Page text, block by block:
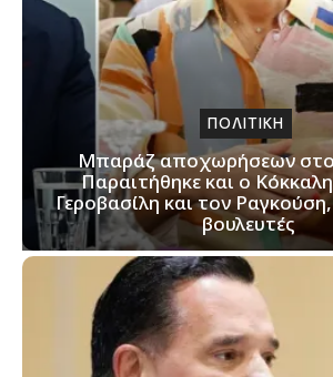
ΠΟΛΙΤΙΚΗ
Μπαράζ αποχωρήσεων
Παραιτήθηκε και ο
Γεροβασίλη και τον Ραγκούση,
βουλευτές